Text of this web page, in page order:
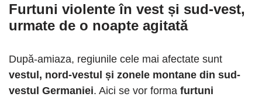
Furtuni violente în vest și sud-vest,
urmate de o noapte agitată
După-amiaza, regiunile cele mai afectate sunt
vestul, nord-vestul și zonele montane din sud-
vestul Germaniei. Aici se vor forma furtuni